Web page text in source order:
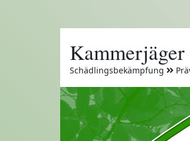
Schädlingsbekämpfung